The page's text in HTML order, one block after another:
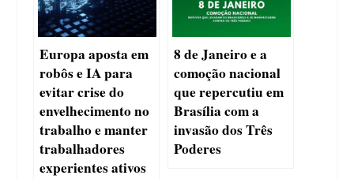
Europa aposta em
robôs e IA para
evitar crise do
envelhecimento no
trabalho e manter
trabalhadores
experientes ativos
8 de Janeiro e a
comoção nacional
que repercutiu em
Brasília com a
invasão dos Três
Poderes